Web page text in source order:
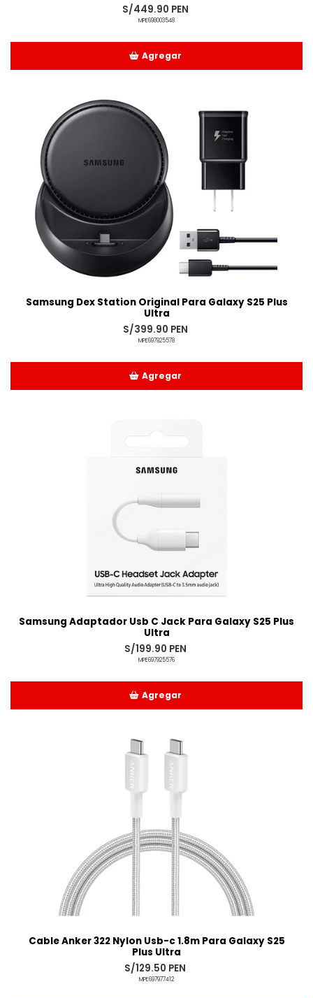
S/449.90 PEN
MPE698003548
Agregar
Samsung Dex Station Original Para Galaxy S25 Plus
Ultra
S/399.90 PEN
MPE697925578
Agregar
Samsung Adaptador Usb C Jack Para Galaxy S25 Plus
Ultra
S/199.90 PEN
MPE697925576
Agregar
Cable Anker 322 Nylon Usb-c 1.8m Para Galaxy S25
Plus Ultra
S/129.50 PEN
MPE697977412